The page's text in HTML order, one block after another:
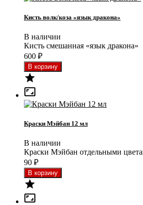
Кисть волк/коза «язык дракона»
В наличии
Кисть смешанная «язык дракона»
600 ₽


Краски Мэйбан 12 мл
В наличии
Краски Мэйбан отдельными
90 ₽

